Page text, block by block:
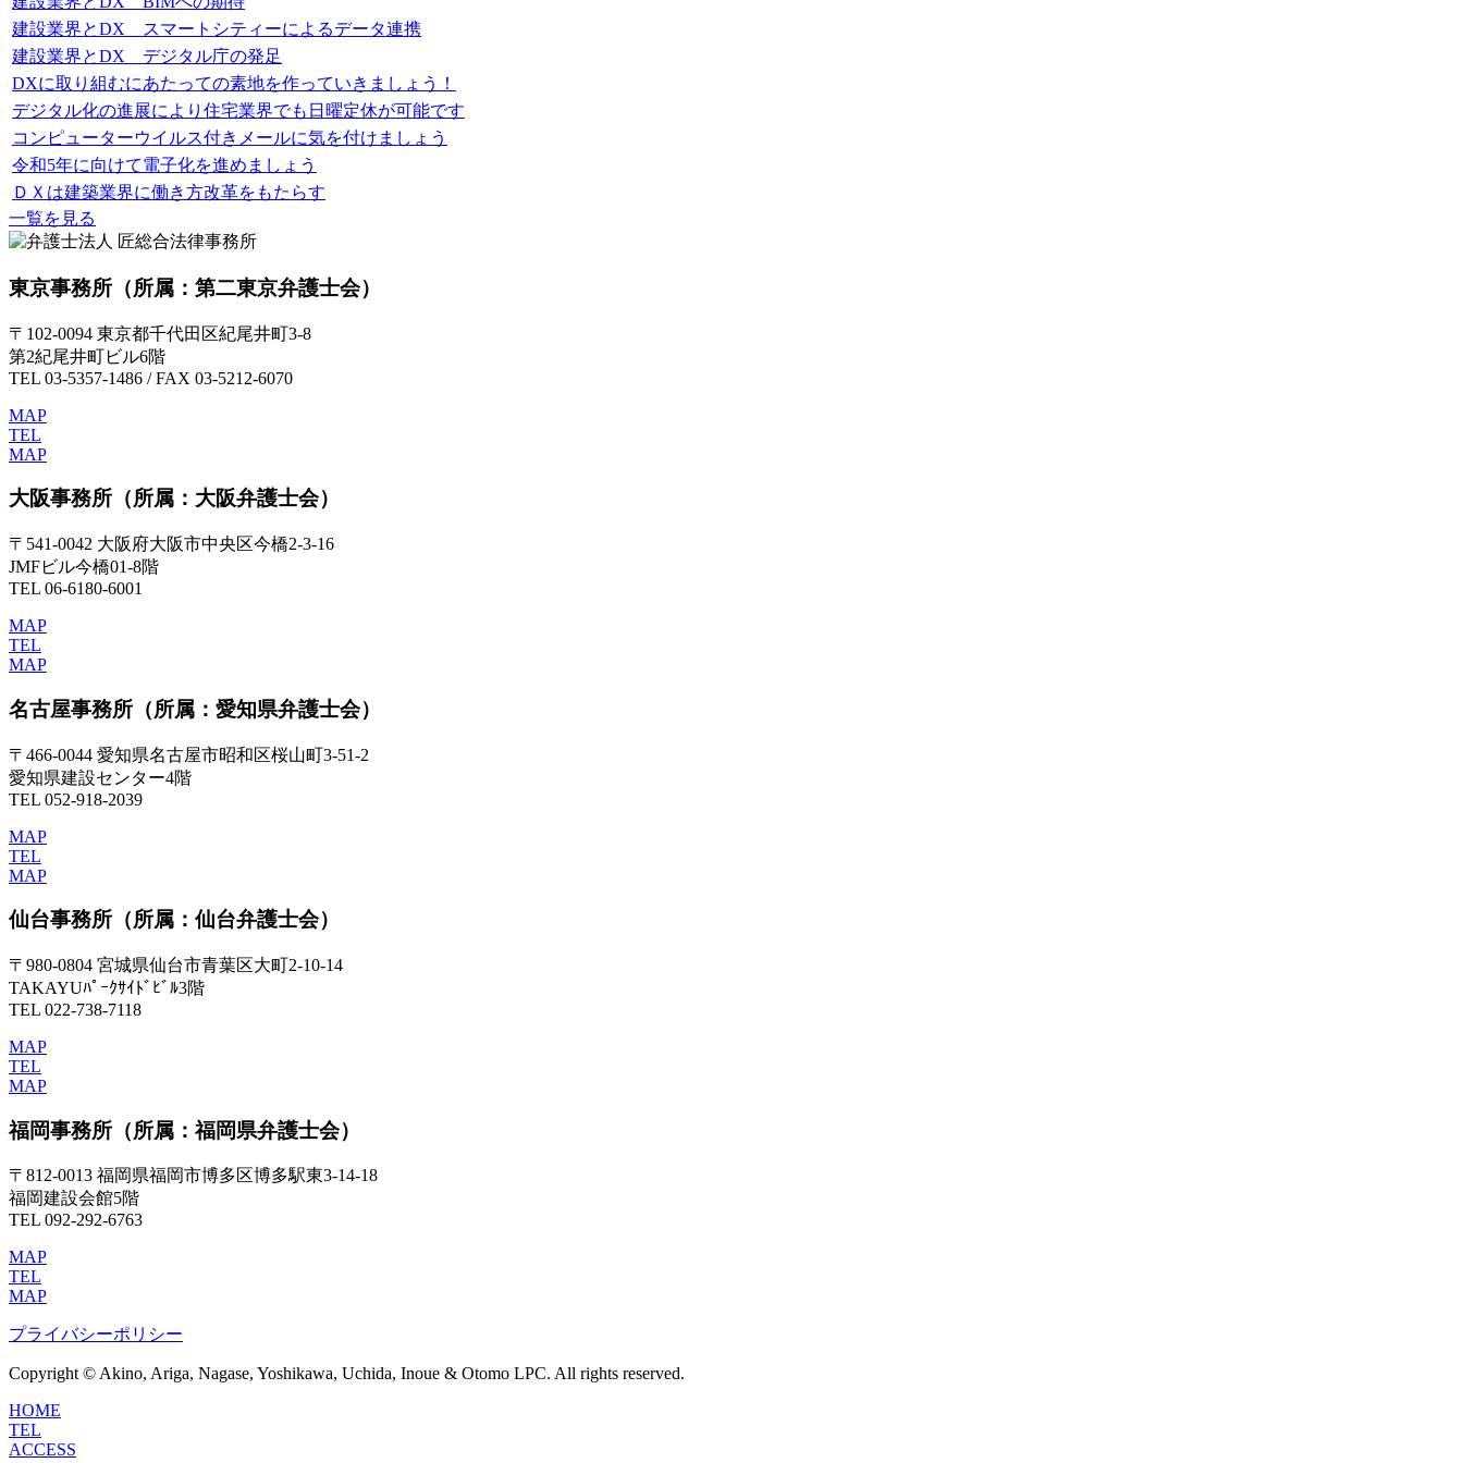
建設業界とDX スマートシティーによるデータ連携
建設業界とDX デジタル庁の発足
DXに取り組むにあたっての素地を作っていきましょう！
デジタル化の進展により住宅業界でも日曜定休が可能です
コンピューターウイルス付きメールに気を付けましょう
令和5年に向けて電子化を進めましょう
ＤＸは建築業界に働き方改革をもたらす
一覧を見る
東京事務所 （所属：第二東京弁護士会）
〒102-0094 東京都千代田区紀尾井町3-8
第2紀尾井町ビル6階
TEL 03-5357-1486 / FAX 03-5212-6070
MAP
TEL
MAP
大阪事務所 （所属：大阪弁護士会）
〒541-0042 大阪府大阪市中央区今橋2-3-16
JMFビル今橋01-8階
TEL 06-6180-6001
MAP
TEL
MAP
名古屋事務所 （所属：愛知県弁護士会）
〒466-0044 愛知県名古屋市昭和区桜山町3-51-2
愛知県建設センター4階
TEL 052-918-2039
MAP
TEL
MAP
仙台事務所 （所属：仙台弁護士会）
〒980-0804 宮城県仙台市青葉区大町2-10-14
TAKAYUﾊﾟｰｸｻｲﾄﾞﾋﾞﾙ3階
TEL 022-738-7118
MAP
TEL
MAP
福岡事務所 （所属：福岡県弁護士会）
〒812-0013 福岡県福岡市博多区博多駅東3-14-18
福岡建設会館5階
TEL 092-292-6763
MAP
TEL
MAP
プライバシーポリシー
Copyright © Akino, Ariga, Nagase, Yoshikawa, Uchida, Inoue & Otomo LPC. All rights reserved.
HOME
TEL
ACCESS